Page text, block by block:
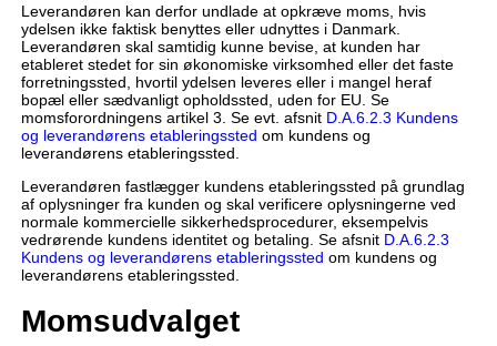
Leverandøren kan derfor undlade at opkræve moms, hvis
ydelsen ikke faktisk benyttes eller udnyttes i Danmark.
Leverandøren skal samtidig kunne bevise, at kunden har
etableret stedet for sin økonomiske virksomhed eller det faste
forretningssted, hvortil ydelsen leveres eller i mangel heraf
bopæl eller sædvanligt opholdssted, uden for EU. Se
momsforordningens artikel 3. Se evt. afsnit D.A.6.2.3 Kundens
og leverandørens etableringssted om kundens og
leverandørens etableringssted.
Leverandøren fastlægger kundens etableringssted på grundlag
af oplysninger fra kunden og skal verificere oplysningerne ved
normale kommercielle sikkerhedsprocedurer, eksempelvis
vedrørende kundens identitet og betaling. Se afsnit D.A.6.2.3
Kundens og leverandørens etableringssted om kundens og
leverandørens etableringssted.
Momsudvalget